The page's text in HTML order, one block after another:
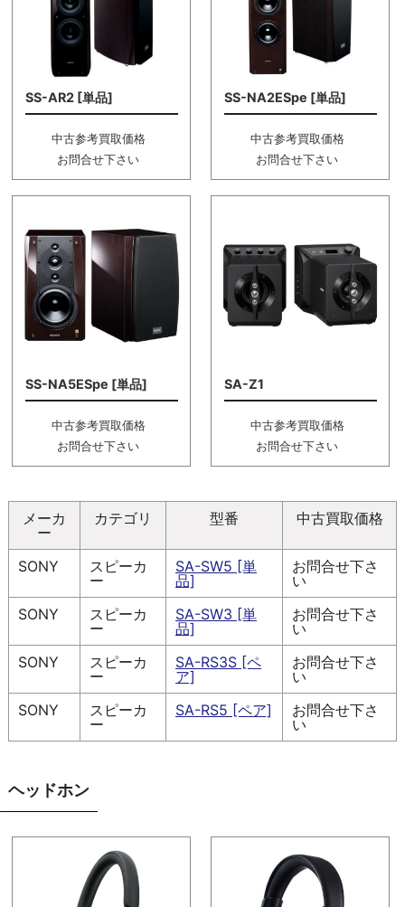
SS-AR2 [単品]
中古参考買取価格
お問合せ下さい
SS-NA2ESpe [単品]
中古参考買取価格
お問合せ下さい
SS-NA5ESpe [単品]
中古参考買取価格
お問合せ下さい
SA-Z1
中古参考買取価格
お問合せ下さい
メーカ
ー
カテゴリ 型番 中古買取価格
SONY
スピーカ
ー
SA-SW5 [単
品]
お問合せ下さ
い
SONY
スピーカ
ー
SA-SW3 [単
品]
お問合せ下さ
い
SONY
スピーカ
ー
SA-RS3S [ペ
ア]
お問合せ下さ
い
SONY
スピーカ
ー
SA-RS5 [ペア]
お問合せ下さ
い
ヘッドホン